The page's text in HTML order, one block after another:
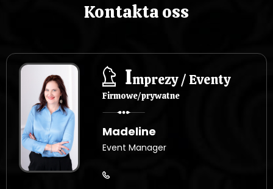
Kontakta oss
Imprezy / Eventy
Firmowe/prywatne
Madeline
Event Manager